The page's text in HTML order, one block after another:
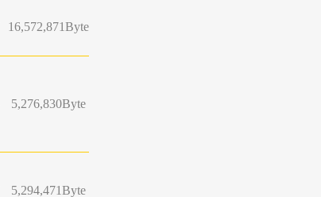
16,572,871Byte
5,276,830Byte
5,294,471Byte